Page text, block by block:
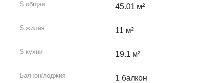
S общая 45.01 м²
S жилая 11 м²
S кухни 19.1 м²
Балкон/лоджия 1 балкон